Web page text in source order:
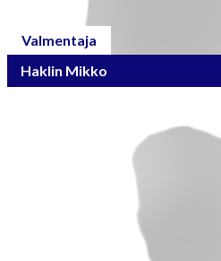
Valmentaja
Haklin Mikko